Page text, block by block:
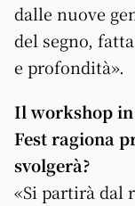
dalle nuove
del segno,
e profondità».
Il workshop
Fest ragiona
svolgerà?
«Si partirà dal